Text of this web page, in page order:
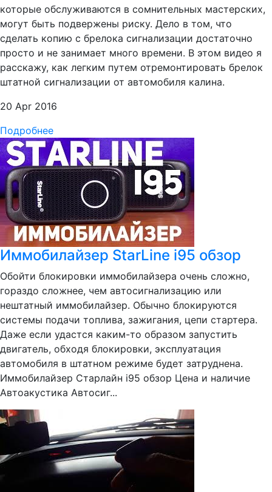
которые обслуживаются в сомнительных мастерских,
могут быть подвержены риску. Дело в том, что
сделать копию с брелока сигнализации достаточно
просто и не занимает много времени. В этом видео я
расскажу, как легким путем отремонтировать брелок
штатной сигнализации от автомобиля калина.
20 Apr 2016
Подробнее
Иммобилайзер StarLine i95 обзор
Обойти блокировки иммобилайзера очень сложно,
гораздо сложнее, чем автосигнализацию или
нештатный иммобилайзер. Обычно блокируются
системы подачи топлива, зажигания, цепи стартера.
Даже если удастся каким-то образом запустить
двигатель, обходя блокировки, эксплуатация
автомобиля в штатном режиме будет затруднена.
Иммобилайзер Старлайн i95 обзор Цена и наличие
Автоакустика Автосиг...